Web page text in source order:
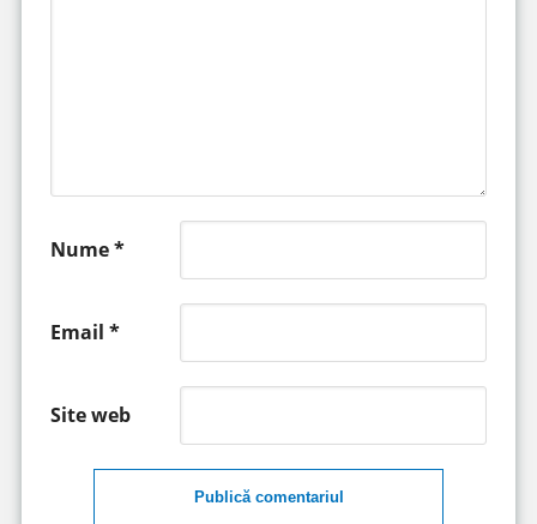
Nume*
Email *
Site web
Publică comentariul